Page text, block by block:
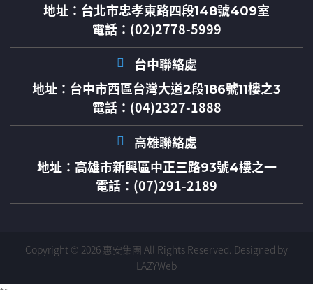
地址： 台北市忠孝東路四段148號409室
電話：(02)2778-5999
台中聯絡處
地址： 台中市西區台灣大道2段186號11樓之3
電話：(04)2327-1888
高雄聯絡處
地址： 高雄市新興區中正三路93號4樓之一
電話：(07)291-2189
Copyright © 2026 惠安集團 All Rights Reserved. Designed by
LAZYWeb